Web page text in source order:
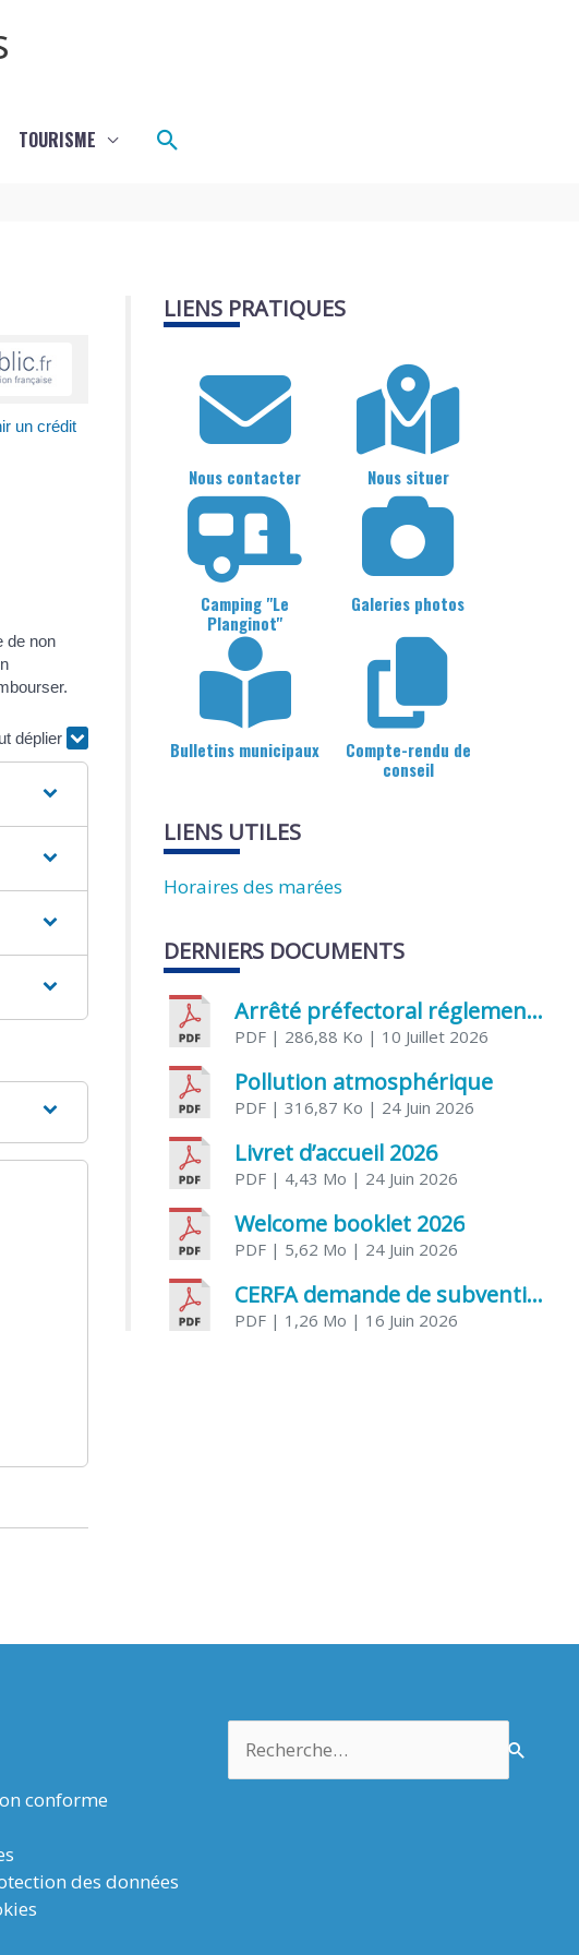
TOURISME Rechercher
un crédit
de non
déplier
LIENS PRATIQUES
Nous contacter Nous situer
Camping "Le
Planginot"
Galeries photos
Bulletins municipaux
Compte-rendu de
conseil
LIENS UTILES
Horaires des marées
DERNIERS DOCUMENTS
Arrêté préfectoral réglementant l’usage de l’eau
PDF | 286,88 Ko | 10 Juillet 2026
Pollution atmosphérique
PDF | 316,87 Ko | 24 Juin 2026
Livret d’accueil 2026
PDF | 4,43 Mo | 24 Juin 2026
Welcome booklet 2026
PDF | 5,62 Mo | 24 Juin 2026
CERFA demande de subvention association
PDF | 1,26 Mo | 16 Juin 2026
conforme
des données